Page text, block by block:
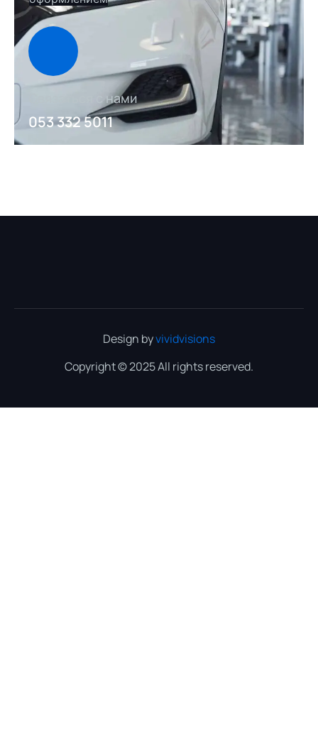
Связаться с нами
053 332 5011
Design byvividvisions
Copyright © 2025 All rights reserved.